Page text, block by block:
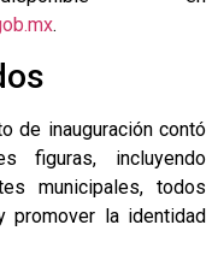
.
de inauguración contó
figuras, incluyendo
municipales, todos
la identidad